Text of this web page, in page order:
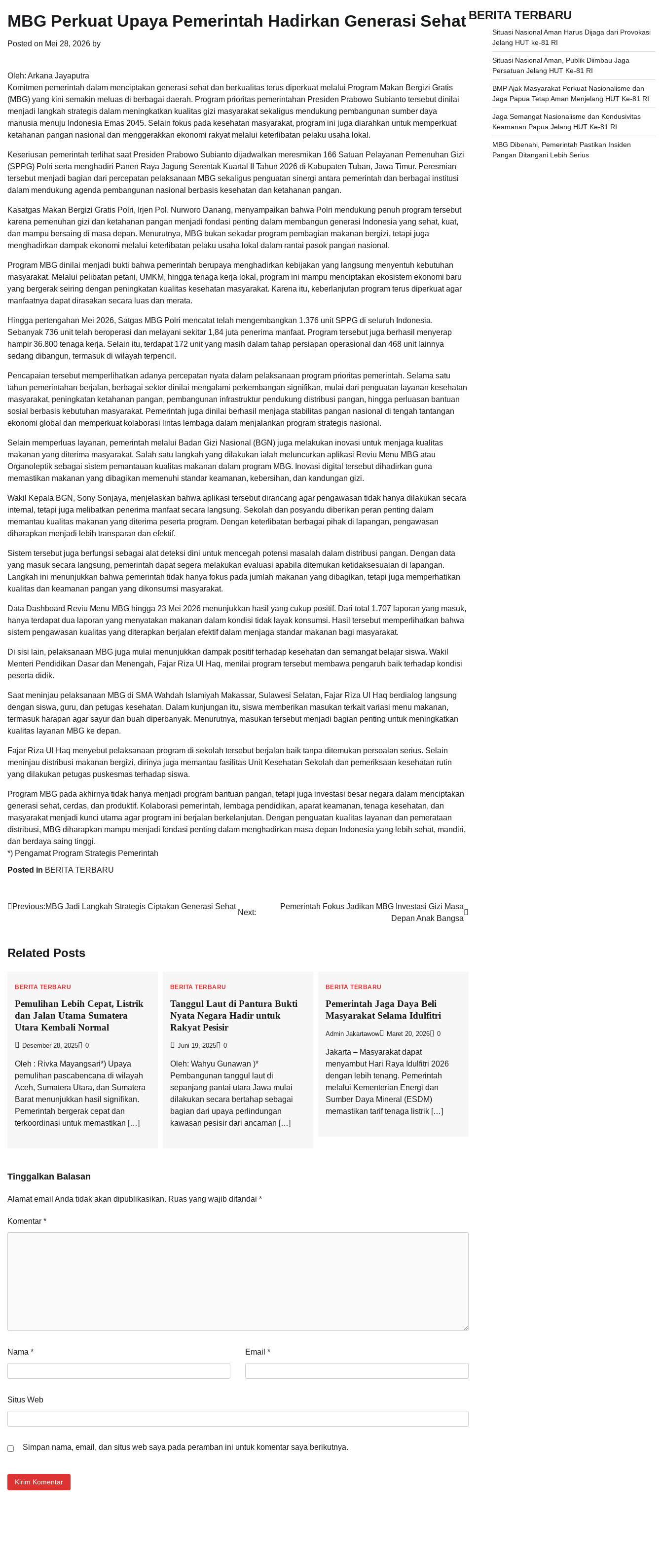
MBG Perkuat Upaya Pemerintah Hadirkan Generasi Sehat
Posted on Mei 28, 2026 by
Oleh: Arkana Jayaputra
Komitmen pemerintah dalam menciptakan generasi sehat dan berkualitas terus diperkuat melalui Program Makan Bergizi Gratis
(MBG) yang kini semakin meluas di berbagai daerah. Program prioritas pemerintahan Presiden Prabowo Subianto tersebut dinilai
menjadi langkah strategis dalam meningkatkan kualitas gizi masyarakat sekaligus mendukung pembangunan sumber daya
manusia menuju Indonesia Emas 2045. Selain fokus pada kesehatan masyarakat, program ini juga diarahkan untuk memperkuat
ketahanan pangan nasional dan menggerakkan ekonomi rakyat melalui keterlibatan pelaku usaha lokal.
Keseriusan pemerintah terlihat saat Presiden Prabowo Subianto dijadwalkan meresmikan 166 Satuan Pelayanan Pemenuhan Gizi
(SPPG) Polri serta menghadiri Panen Raya Jagung Serentak Kuartal II Tahun 2026 di Kabupaten Tuban, Jawa Timur. Peresmian
tersebut menjadi bagian dari percepatan pelaksanaan MBG sekaligus penguatan sinergi antara pemerintah dan berbagai institusi
dalam mendukung agenda pembangunan nasional berbasis kesehatan dan ketahanan pangan.
Kasatgas Makan Bergizi Gratis Polri, Irjen Pol. Nurworo Danang, menyampaikan bahwa Polri mendukung penuh program tersebut
karena pemenuhan gizi dan ketahanan pangan menjadi fondasi penting dalam membangun generasi Indonesia yang sehat, kuat,
dan mampu bersaing di masa depan. Menurutnya, MBG bukan sekadar program pembagian makanan bergizi, tetapi juga
menghadirkan dampak ekonomi melalui keterlibatan pelaku usaha lokal dalam rantai pasok pangan nasional.
Program MBG dinilai menjadi bukti bahwa pemerintah berupaya menghadirkan kebijakan yang langsung menyentuh kebutuhan
masyarakat. Melalui pelibatan petani, UMKM, hingga tenaga kerja lokal, program ini mampu menciptakan ekosistem ekonomi baru
yang bergerak seiring dengan peningkatan kualitas kesehatan masyarakat. Karena itu, keberlanjutan program terus diperkuat agar
manfaatnya dapat dirasakan secara luas dan merata.
Hingga pertengahan Mei 2026, Satgas MBG Polri mencatat telah mengembangkan 1.376 unit SPPG di seluruh Indonesia.
Sebanyak 736 unit telah beroperasi dan melayani sekitar 1,84 juta penerima manfaat. Program tersebut juga berhasil menyerap
hampir 36.800 tenaga kerja. Selain itu, terdapat 172 unit yang masih dalam tahap persiapan operasional dan 468 unit lainnya
sedang dibangun, termasuk di wilayah terpencil.
Pencapaian tersebut memperlihatkan adanya percepatan nyata dalam pelaksanaan program prioritas pemerintah. Selama satu
tahun pemerintahan berjalan, berbagai sektor dinilai mengalami perkembangan signifikan, mulai dari penguatan layanan kesehatan
masyarakat, peningkatan ketahanan pangan, pembangunan infrastruktur pendukung distribusi pangan, hingga perluasan bantuan
sosial berbasis kebutuhan masyarakat. Pemerintah juga dinilai berhasil menjaga stabilitas pangan nasional di tengah tantangan
ekonomi global dan memperkuat kolaborasi lintas lembaga dalam menjalankan program strategis nasional.
Selain memperluas layanan, pemerintah melalui Badan Gizi Nasional (BGN) juga melakukan inovasi untuk menjaga kualitas
makanan yang diterima masyarakat. Salah satu langkah yang dilakukan ialah meluncurkan aplikasi Reviu Menu MBG atau
Organoleptik sebagai sistem pemantauan kualitas makanan dalam program MBG. Inovasi digital tersebut dihadirkan guna
memastikan makanan yang dibagikan memenuhi standar keamanan, kebersihan, dan kandungan gizi.
Wakil Kepala BGN, Sony Sonjaya, menjelaskan bahwa aplikasi tersebut dirancang agar pengawasan tidak hanya dilakukan secara
internal, tetapi juga melibatkan penerima manfaat secara langsung. Sekolah dan posyandu diberikan peran penting dalam
memantau kualitas makanan yang diterima peserta program. Dengan keterlibatan berbagai pihak di lapangan, pengawasan
diharapkan menjadi lebih transparan dan efektif.
Sistem tersebut juga berfungsi sebagai alat deteksi dini untuk mencegah potensi masalah dalam distribusi pangan. Dengan data
yang masuk secara langsung, pemerintah dapat segera melakukan evaluasi apabila ditemukan ketidaksesuaian di lapangan.
Langkah ini menunjukkan bahwa pemerintah tidak hanya fokus pada jumlah makanan yang dibagikan, tetapi juga memperhatikan
kualitas dan keamanan pangan yang dikonsumsi masyarakat.
Data Dashboard Reviu Menu MBG hingga 23 Mei 2026 menunjukkan hasil yang cukup positif. Dari total 1.707 laporan yang masuk,
hanya terdapat dua laporan yang menyatakan makanan dalam kondisi tidak layak konsumsi. Hasil tersebut memperlihatkan bahwa
sistem pengawasan kualitas yang diterapkan berjalan efektif dalam menjaga standar makanan bagi masyarakat.
Di sisi lain, pelaksanaan MBG juga mulai menunjukkan dampak positif terhadap kesehatan dan semangat belajar siswa. Wakil
Menteri Pendidikan Dasar dan Menengah, Fajar Riza Ul Haq, menilai program tersebut membawa pengaruh baik terhadap kondisi
peserta didik.
Saat meninjau pelaksanaan MBG di SMA Wahdah Islamiyah Makassar, Sulawesi Selatan, Fajar Riza Ul Haq berdialog langsung
dengan siswa, guru, dan petugas kesehatan. Dalam kunjungan itu, siswa memberikan masukan terkait variasi menu makanan,
termasuk harapan agar sayur dan buah diperbanyak. Menurutnya, masukan tersebut menjadi bagian penting untuk meningkatkan
kualitas layanan MBG ke depan.
Fajar Riza Ul Haq menyebut pelaksanaan program di sekolah tersebut berjalan baik tanpa ditemukan persoalan serius. Selain
meninjau distribusi makanan bergizi, dirinya juga memantau fasilitas Unit Kesehatan Sekolah dan pemeriksaan kesehatan rutin
yang dilakukan petugas puskesmas terhadap siswa.
Program MBG pada akhirnya tidak hanya menjadi program bantuan pangan, tetapi juga investasi besar negara dalam menciptakan
generasi sehat, cerdas, dan produktif. Kolaborasi pemerintah, lembaga pendidikan, aparat keamanan, tenaga kesehatan, dan
masyarakat menjadi kunci utama agar program ini berjalan berkelanjutan. Dengan penguatan kualitas layanan dan pemerataan
distribusi, MBG diharapkan mampu menjadi fondasi penting dalam menghadirkan masa depan Indonesia yang lebih sehat, mandiri,
dan berdaya saing tinggi.
*) Pengamat Program Strategis Pemerintah
Posted in BERITA TERBARU
Navigasi
Previous:MBG Jadi Langkah Strategis Ciptakan Generasi Sehat
Next:
Pemerintah Fokus Jadikan MBG Investasi Gizi Masa
Depan Anak Bangsa
Related Posts
BERITA TERBARU
Pemulihan Lebih Cepat, Listrik
dan Jalan Utama Sumatera
Utara Kembali Normal
Desember 28, 2025 0
Oleh : Rivka Mayangsari*) Upaya
pemulihan pascabencana di wilayah
Aceh, Sumatera Utara, dan Sumatera
Barat menunjukkan hasil signifikan.
Pemerintah bergerak cepat dan
terkoordinasi untuk memastikan […]
BERITA TERBARU
Tanggul Laut di Pantura Bukti
Nyata Negara Hadir untuk
Rakyat Pesisir
Juni 19, 2025 0
Oleh: Wahyu Gunawan )*
Pembangunan tanggul laut di
sepanjang pantai utara Jawa mulai
dilakukan secara bertahap sebagai
bagian dari upaya perlindungan
kawasan pesisir dari ancaman […]
BERITA TERBARU
Pemerintah Jaga Daya Beli
Masyarakat Selama Idulfitri
Admin Jakartawow Maret 20, 2026 0
Jakarta – Masyarakat dapat
menyambut Hari Raya Idulfitri 2026
dengan lebih tenang. Pemerintah
melalui Kementerian Energi dan
Sumber Daya Mineral (ESDM)
memastikan tarif tenaga listrik […]
Tinggalkan Balasan
Alamat email Anda tidak akan dipublikasikan. Ruas yang wajib ditandai *
Komentar *
Nama * Email*
Situs Web
Simpan nama, email, dan situs web saya pada peramban ini untuk komentar saya berikutnya.
BERITA TERBARU
Situasi Nasional Aman Harus Dijaga dari Provokasi
Jelang HUT ke-81 RI
Situasi Nasional Aman, Publik Diimbau Jaga
Persatuan Jelang HUT Ke-81 RI
BMP Ajak Masyarakat Perkuat Nasionalisme dan
Jaga Papua Tetap Aman Menjelang HUT Ke-81 RI
Jaga Semangat Nasionalisme dan Kondusivitas
Keamanan Papua Jelang HUT Ke-81 RI
MBG Dibenahi, Pemerintah Pastikan Insiden
Pangan Ditangani Lebih Serius